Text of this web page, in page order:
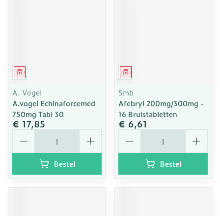
Geneesmiddel
A. Vogel
A.vogel Echinaforcemed
750mg Tabl 30
€ 17,85
Aantal
Bestel
Geneesmiddel
Smb
Afebryl 200mg/300mg -
16 Bruistabletten
€ 6,61
Aantal
Bestel